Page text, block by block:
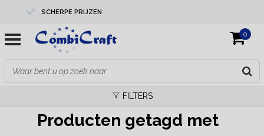
SCHERPE PRIJZEN
PROFESSIONELE KWALITEIT
EXPERTS IN MAATWERK
0
FILTERS
Producten getagd met